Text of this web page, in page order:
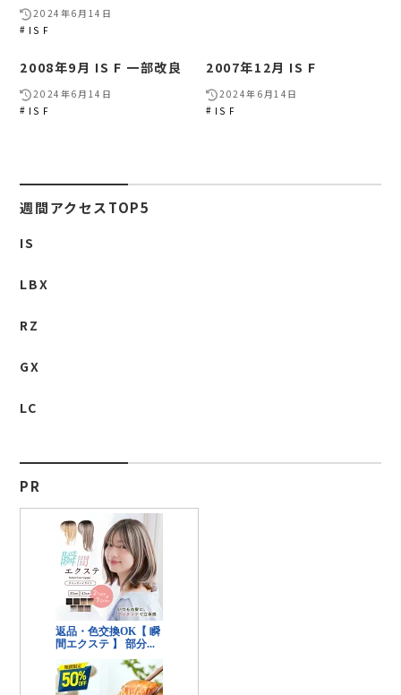
2024年6月14日
IS F
2008年9月 IS F 一部改良
2024年6月14日
IS F
2007年12月 IS F
2024年6月14日
IS F
週間アクセスTOP5
IS
LBX
RZ
GX
LC
PR